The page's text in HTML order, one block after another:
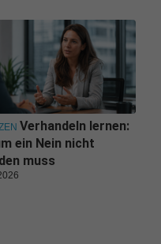
Verhandeln lernen:
ein Nein nicht
muss